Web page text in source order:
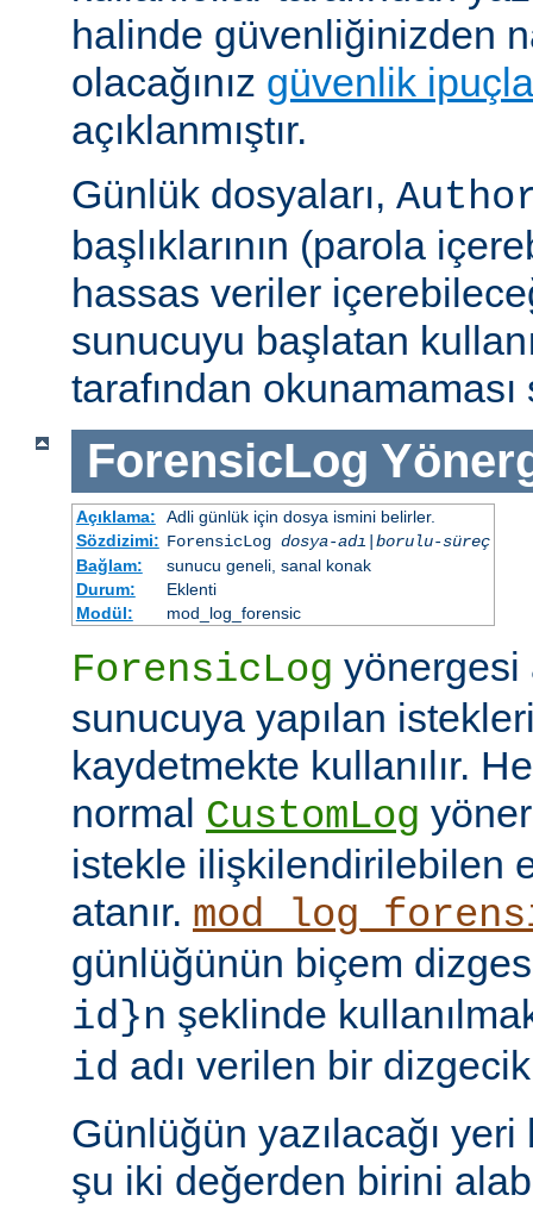
halinde güvenliğinizden
olacağınız güvenlik
açıklanmıştır.
Günlük dosyaları,
başlıklarının (parola
hassas veriler
sunucuyu başlatan
tarafından okunamaması
ForensicLog
Açıklama:
Adli günlük için dosya ismini belirler.
Sözdizimi: ForensicLog dosya-adı borulu-süreç
Bağlam:
sunucu geneli, sanal konak
Durum:
Eklenti
Modül:
mod_log_forensic
ForensicLog yönergesi
sunucuya yapılan
kaydetmekte kullanılır.
normal CustomLog
istekle ilişkilendirilebilen
atanır.
günlüğünün biçem
id}n şeklinde
id adı verilen bir
Günlüğün yazılacağı
şu iki değerden birini